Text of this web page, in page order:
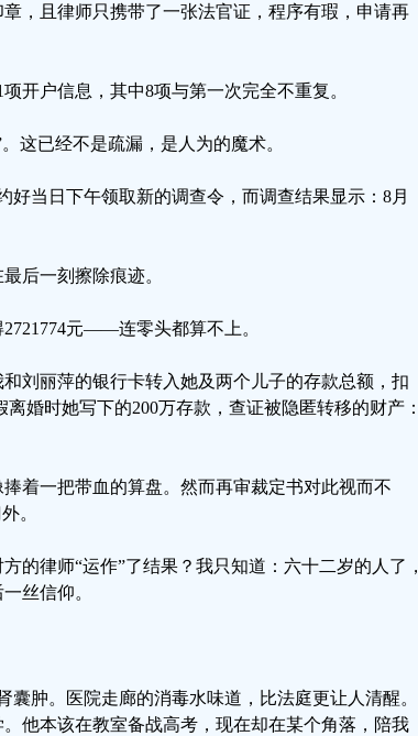
，且律师只携带了一张法官证，程序有瑕，申请再
开户信息，其中8项与第一次完全不重复。
这已经不是疏漏，是人为的魔术。
好当日下午领取新的调查令，而调查结果显示：8月
后一刻擦除痕迹。
元——连零头都算不上。
刘丽萍的银行卡转入她及两个儿子的存款总额，扣
婚时她写下的200万存款，查证被隐匿转移的财产：
着一把带血的算盘。然而再审裁定书对此视而不
。
的律师“运作”了结果？我只知道：六十二岁的人了，
丝信仰。
肿。医院走廊的消毒水味道，比法庭更让人清醒。
他本该在教室备战高考，现在却在某个角落，陪我